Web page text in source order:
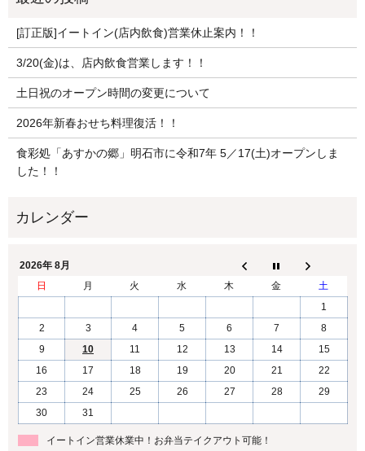
[訂正版]イートイン(店内飲食)営業休止案内！！
3/20(金)は、店内飲食営業します！！
土日祝のオープン時間の変更について
2026年新春おせち料理復活！！
食彩処「あすかの郷」明石市に令和7年 5／17(土)オープンしま
した！！
2026年 8月
日
月 火 水 木 金
土
1
2
3 4 5 6 7
8
9
10 11 12 13 14
15
16
17 18 19 20 21
22
23
24 25 26 27 28
29
30
31
イートイン営業休業中！お弁当テイクアウト可能！